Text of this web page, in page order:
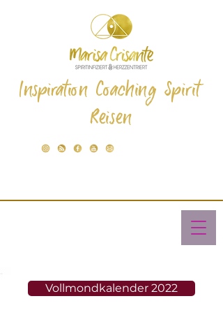
Inspiration Coaching Spirit
Reisen
Vollmondkalender 2022